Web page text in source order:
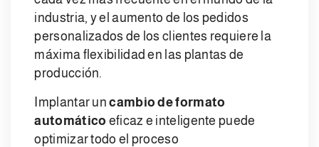
industria, y el aumento de los pedidos
personalizados de los clientes requiere la
máxima flexibilidad en las plantas de
producción.
Implantar uncambio de formato
automático eficaz e inteligente puede
optimizar todo el proceso